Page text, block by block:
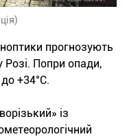
прогнозують
Розі. Попри опади,
+34°С.
із